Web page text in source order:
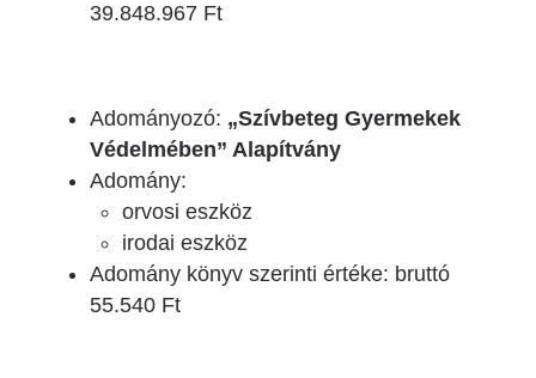
39.848.967 Ft
Adományozó: „Szívbeteg Gyermekek
Védelmében” Alapítvány
Adomány:
orvosi eszköz
irodai eszköz
Adomány könyv szerinti értéke: bruttó
55.540 Ft